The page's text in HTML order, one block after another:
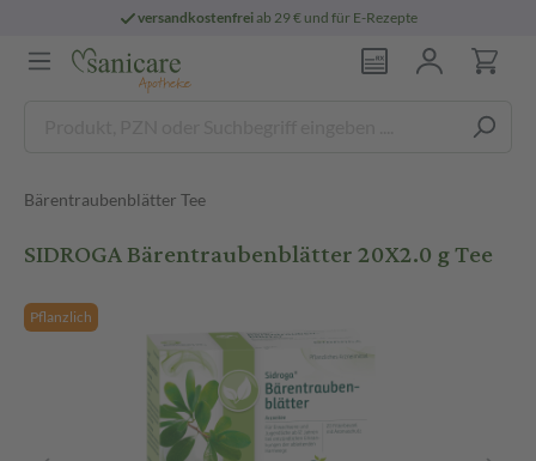
versandkostenfreiab 29 € und für E-Rezepte
Bärentraubenblätter Tee
SIDROGA Bärentraubenblätter 20X2.0 g Tee
Pflanzlich